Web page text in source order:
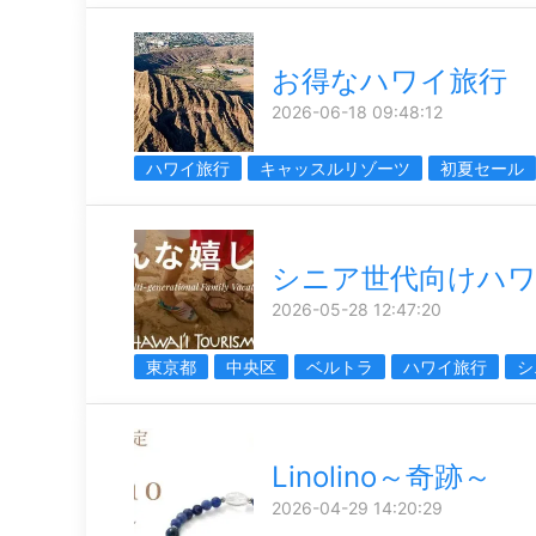
お得なハワイ旅行
2026-06-18 09:48:12
ハワイ旅行 キャッスルリゾーツ 初夏セール
シニア世代向けハ
2026-05-28 12:47:20
東京都 中央区 ベルトラ ハワイ旅行
Linolino～奇跡～
2026-04-29 14:20:29